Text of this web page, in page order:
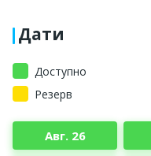
Дати
Доступно
Резерв
Авг. 26